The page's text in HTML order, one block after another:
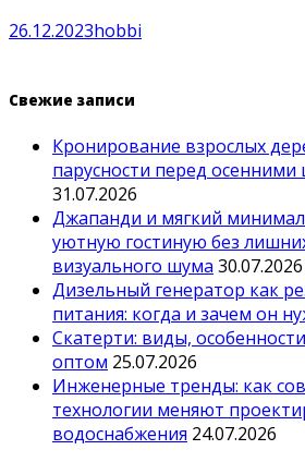
26.12.2023hobbi
Свежие записи
Кронирование взрослых
парусности перед
31.07.2026
Джапанди и мягкий
уютную гостиную без
визуального шума 30.07.2026
Дизельный генератор как
питания: когда и зачем он
Скатерти: виды,
оптом 25.07.2026
Инженерные тренды: как
технологии меняют
водоснабжения 24.07.2026